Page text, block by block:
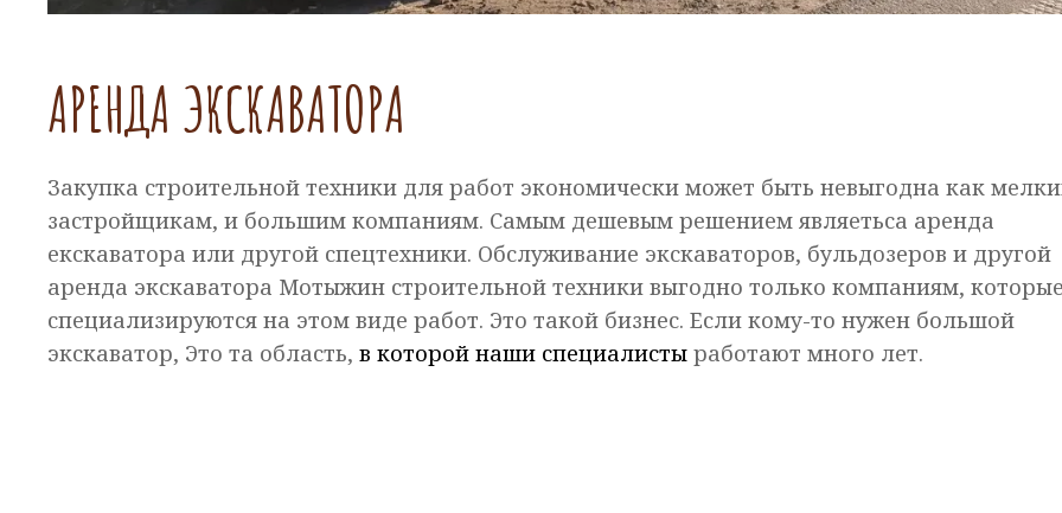
АРЕНДА ЭКСКАВАТОРА
Закупка строительной техники для работ экономически может быть невыгодна как
застройщикам, и большим компаниям. Самым дешевым решением являетьса аренда
екскаватора или другой спецтехники. Обслуживание экскаваторов, бульдозеров и другой
аренда экскаватора Мотыжин строительной техники выгодно только компаниям,
специализируются на этом виде работ. Это такой бизнес. Если кому-то нужен большой
экскаватор, Это та область, в которой наши специалисты работают много лет.